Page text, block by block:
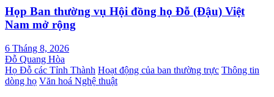
Họp Ban thường vụ Hội đồng họ Đỗ (Đậu) Việt
Nam mở rộng
6 Tháng 8, 2026
Đỗ Quang Hòa
Họ Đỗ các Tỉnh Thành Hoạt động của ban thường trực Thông tin
dòng họ Văn hoá Nghệ thuật